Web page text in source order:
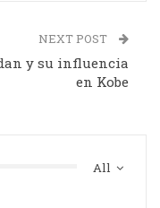
NEXT POST
y su influencia
en Kobe
All